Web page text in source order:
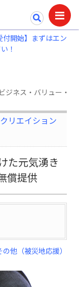
付開始】まずはエン
！
ビジネス・バリュー・
リエイション
た元気湧き
償提供
の他（被災地応援）